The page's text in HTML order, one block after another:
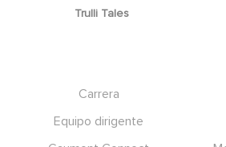
Trulli Tales
Carrera
Equipo dirigente